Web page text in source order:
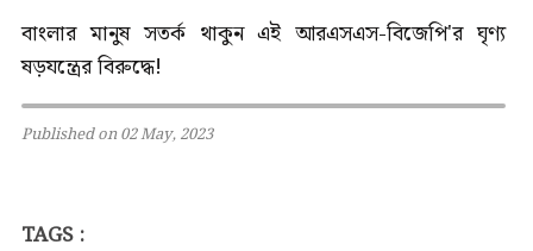
বাংলার মানুষ সতর্ক থাকুন এই আরএসএস-বিজেপি'র ঘৃণ্য
ষড়যন্ত্রের বিরুদ্ধে!
Published on 02 May, 2023
TAGS :